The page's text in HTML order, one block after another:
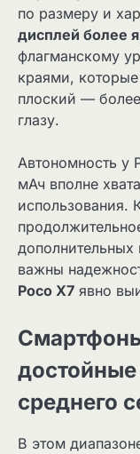
по размеру и
дисплей более
флагманскому
краями,
плоский —
глазу.
Автономность у
мАч вполне
использования.
важны
Poco X7 явно
достойные
среднего
В этом